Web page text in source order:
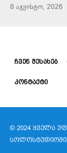
8 აგვისტო, 2026
ᲩᲕᲔᲜ ᲨᲔᲡᲐᲮᲔᲑ
ᲙᲝᲜᲢᲐᲥᲢᲘ
© 2024 ᲧᲕᲔᲚᲐ
ᲡᲝᲚᲝᲡᲢᲣᲓᲘᲝᲨᲘ